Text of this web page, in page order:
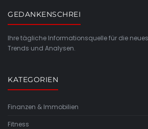
GEDANKENSCHREI
Ihre tägliche Informationsquelle für die
Trends und Analysen.
KATEGORIEN
Finanzen & Immobilien
Fitness